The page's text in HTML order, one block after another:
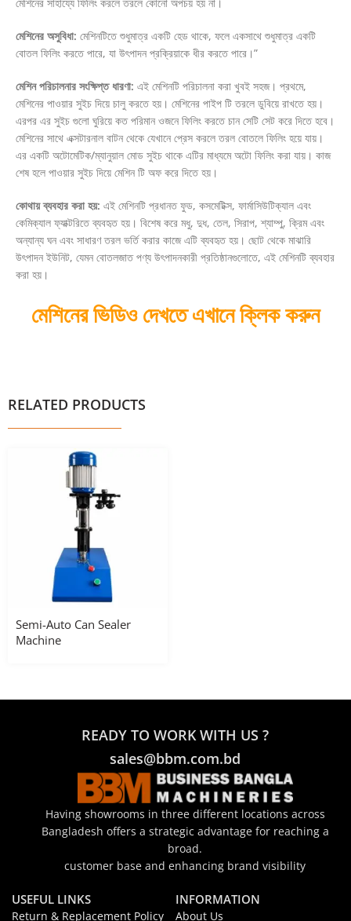
মেশিনের অসুবিধা: মেশিনটিতে শুধুমাত্র একটি হেড থাকে, ফলে একসাথে শুধুমাত্র একটি
বোতল ফিলিং করতে পারে, যা উৎপাদন প্রক্রিয়াকে ধীর করতে পারে।”
মেশিন পরিচালনার সংক্ষিপ্ত ধারণা: এই মেশিনটি পরিচালনা করা খুবই সহজ। প্রথমে,
মেশিনের পাওয়ার সুইচ দিয়ে চালু করতে হয়। মেশিনের পাইপ টি তরলে ডুবিয়ে রাখতে হয়।
এরপর এর সুইচ গুলো ঘুরিয়ে কত পরিমান ওজনে ফিলিং করতে চান সেটি সেট করে দিতে হবে।
মেশিনের সাথে এক্সটারনাল বাটন থেকে যেখানে প্রেস করলে তরল বোতলে ফিলিং হয়ে যায়।
এর একটি অটোমেটিক/ম্যানুয়াল মোড সুইচ থাকে এটির মাধ্যমে অটো ফিলিং করা যায়। কাজ
শেষ হলে পাওয়ার সুইচ দিয়ে মেশিন টি অফ করে দিতে হয়।
কোথায় ব্যবহার করা হয়: এই মেশিনটি প্রধানত ফুড, কসমেটিক্স, ফার্মাসিউটিক্যাল এবং
কেমিক্যাল ফ্যাক্টরিতে ব্যবহৃত হয়। বিশেষ করে মধু, দুধ, তেল, সিরাপ, শ্যাম্পু, ক্রিম এবং
অন্যান্য ঘন এবং সাধারণ তরল ভর্তি করার কাজে এটি ব্যবহৃত হয়। ছোট থেকে মাঝারি
উৎপাদন ইউনিট, যেমন বোতলজাত পণ্য উৎপাদনকারী প্রতিষ্ঠানগুলোতে, এই মেশিনটি ব্যবহার
করা হয়।
মেশিনের ভিডিও দেখতে এখানে ক্লিক করুন
RELATED PRODUCTS
Semi-Auto Can Sealer
Machine
READY TO WORK WITH US ?
sales@bbm.com.bd
Having showrooms in three different locations across
Bangladesh offers a strategic advantage for reaching a
broad.
customer base and enhancing brand visibility
USEFUL LINKS
Return & Replacement Policy
INFORMATION
About Us